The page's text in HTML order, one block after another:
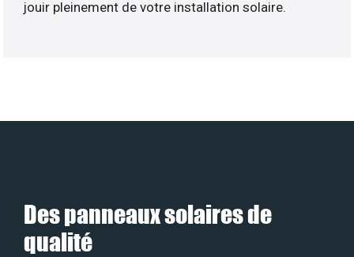
jouir pleinement de votre installation solaire.
Des panneaux solaires de
qualité